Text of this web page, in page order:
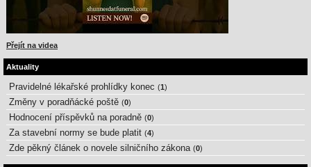
Přejít na videa
Aktuality
Pravidelné lékařské prohlídky konec (1)
Změny v poradňácké poště (0)
Hodnocení příspěvků na poradně (0)
Za stavební normy se bude platit (4)
Zde pěkný článek o novele silničního zákona (0)